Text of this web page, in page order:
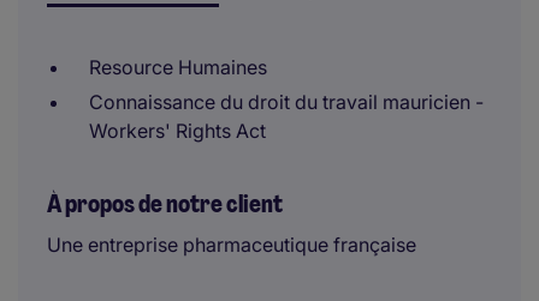
Resource Humaines
Connaissance du droit du travail mauricien -
Workers' Rights Act
À propos de notre client
Une entreprise pharmaceutique française